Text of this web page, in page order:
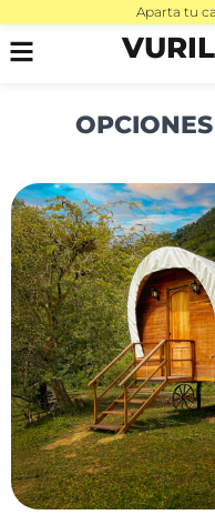
Aparta tu